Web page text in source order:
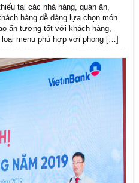
tại các nhà hàng, quán ăn,
hàng dễ dàng lựa chọn món
ấn tượng tốt với khách hàng,
menu phù hợp với phong […]